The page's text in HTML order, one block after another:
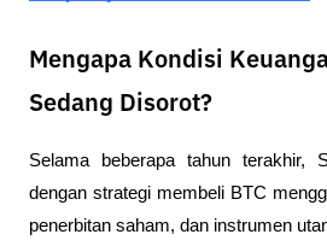
Mengapa Kondisi
Sedang Disorot?
Selama beberapa tahun terakhir,
dengan strategi membeli BTC
penerbitan saham, dan instrumen